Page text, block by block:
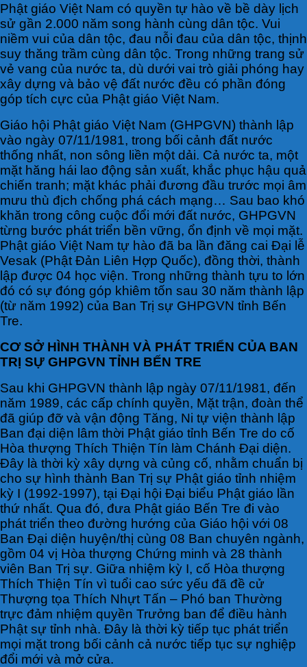
Phật giáo Việt Nam có quyền tự hào về bề dày lịch
sử gần 2.000 năm song hành cùng dân tộc. Vui
niềm vui của dân tộc, đau nỗi đau của dân tộc, thịnh
suy thăng trầm cùng dân tộc. Trong những trang sử
vẻ vang của nước ta, dù dưới vai trò giải phóng hay
xây dựng và bảo vệ đất nước đều có phần đóng
góp tích cực của Phật giáo Việt Nam.
Giáo hội Phật giáo Việt Nam (GHPGVN) thành lập
vào ngày 07/11/1981, trong bối cảnh đất nước
thống nhất, non sông liền một dải. Cả nước ta, một
mặt hăng hái lao động sản xuất, khắc phục hậu quả
chiến tranh; mặt khác phải đương đầu trước mọi âm
mưu thù địch chống phá cách mạng… Sau bao khó
khăn trong công cuộc đổi mới đất nước, GHPGVN
từng bước phát triển bền vững, ổn định về mọi mặt.
Phật giáo Việt Nam tự hào đã ba lần đăng cai Đại lễ
Vesak (Phật Đản Liên Hợp Quốc), đồng thời, thành
lập được 04 học viện. Trong những thành tựu to lớn
đó có sự đóng góp khiêm tốn sau 30 năm thành lập
(từ năm 1992) của Ban Trị sự GHPGVN tỉnh Bến
Tre.
CƠ SỞ HÌNH THÀNH VÀ PHÁT TRIỂN CỦA BAN
TRỊ SỰ GHPGVN TỈNH BẾN TRE
Sau khi GHPGVN thành lập ngày 07/11/1981, đến
năm 1989, các cấp chính quyền, Mặt trận, đoàn thể
đã giúp đỡ và vận động Tăng, Ni tự viện thành lập
Ban đại diện lâm thời Phật giáo tỉnh Bến Tre do cố
Hòa thượng Thích Thiện Tín làm Chánh Đại diện.
Đây là thời kỳ xây dựng và củng cố, nhằm chuẩn bị
cho sự hình thành Ban Trị sự Phật giáo tỉnh nhiệm
kỳ I (1992-1997), tại Đại hội Đại biểu Phật giáo lần
thứ nhất. Qua đó, đưa Phật giáo Bến Tre đi vào
phát triển theo đường hướng của Giáo hội với 08
Ban Đại diện huyện/thị cùng 08 Ban chuyên ngành,
gồm 04 vị Hòa thượng Chứng minh và 28 thành
viên Ban Trị sự. Giữa nhiệm kỳ I, cố Hòa thượng
Thích Thiện Tín vì tuổi cao sức yếu đã đề cử
Thượng tọa Thích Nhựt Tấn – Phó ban Thường
trực đảm nhiệm quyền Trưởng ban để điều hành
Phật sự tỉnh nhà. Đây là thời kỳ tiếp tục phát triển
mọi mặt trong bối cảnh cả nước tiếp tục sự nghiệp
đổi mới và mở cửa.